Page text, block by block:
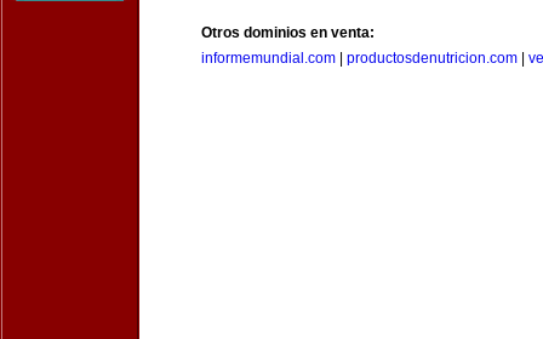
Otros dominios en venta:
informemundial.com
productosdenutricion.com